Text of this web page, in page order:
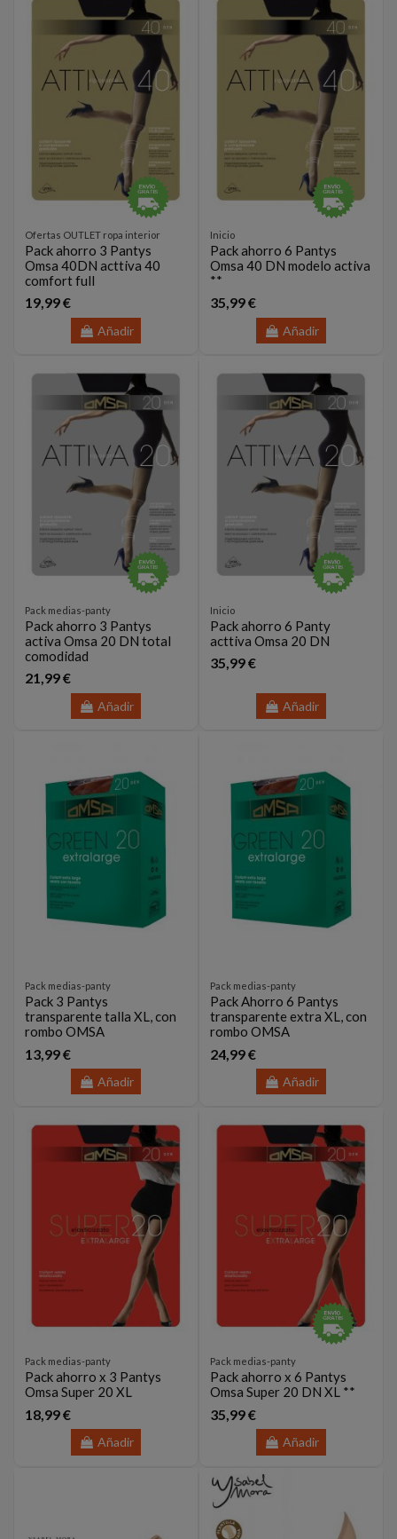
Ofertas OUTLET ropa interior
Pack ahorro 3 Pantys
Omsa 40DN acttiva 40
comfort full
19,99 €
Añadir
Inicio
Pack ahorro 6 Pantys
Omsa 40 DN modelo activa
**
35,99 €
Añadir
Pack medias-panty
Pack ahorro 3 Pantys
activa Omsa 20 DN total
comodidad
21,99 €
Añadir
Inicio
Pack ahorro 6 Panty
acttiva Omsa 20 DN
35,99 €
Añadir
Pack medias-panty
Pack 3 Pantys
transparente talla XL, con
rombo OMSA
13,99 €
Añadir
Pack medias-panty
Pack Ahorro 6 Pantys
transparente extra XL, con
rombo OMSA
24,99 €
Añadir
Pack medias-panty
Pack ahorro x 3 Pantys
Omsa Super 20 XL
18,99 €
Añadir
Pack medias-panty
Pack ahorro x 6 Pantys
Omsa Super 20 DN XL **
35,99 €
Añadir